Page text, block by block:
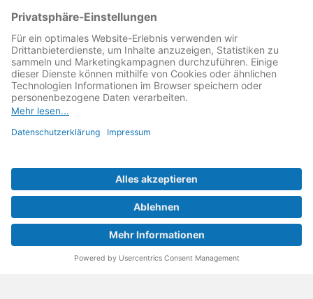
Reparatur↗ für eineReparatur Revolution
Reparaturbedingungen: Für Produkte, die sich gut
reparieren lassen, für günstigere Ersatzteile und den
Erhalt der reparierenden Betriebe und des Reparatur-
Know-hows in Deutschland.
Weitere Informationen
Fachhändler finden
FAQ - häufig gestellte Fragen
© 2023 MeinMacher - eine Marke der Vangerow GmbH
Barrierefreiheit